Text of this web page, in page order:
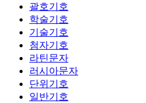
괄호기호
학술기호
기술기호
첨자기호
라틴문자
러시아문자
단위기호
일반기호